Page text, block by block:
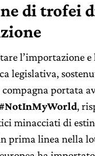
di trofei
l’importazione e
legislativa,
portata
,
minacciati di
prima linea nella